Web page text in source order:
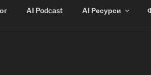
AI Podcast AI Ресурси